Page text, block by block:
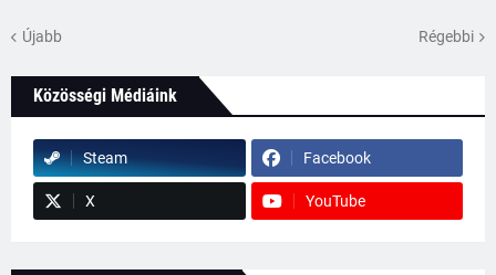
Újabb Régebbi
Közösségi Médiáink
Steam Facebook
X YouTube